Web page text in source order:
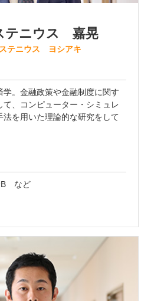
テニウス 嘉晃
テニウス ヨシアキ
学。金融政策や金融制度に関す
て、コンピューター・シミュレ
法を用いた理論的な研究をして
B など